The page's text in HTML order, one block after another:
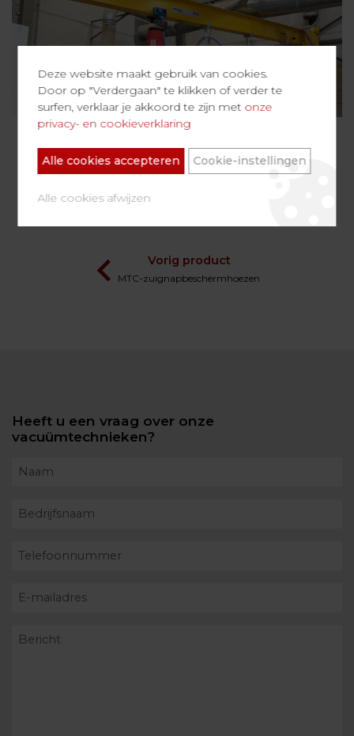
Vorig product
MTC-zuignapbeschermhoezen
Heeft u een vraag over onze
vacuümtechnieken?
Deze website maakt gebruik van cookies.
Door op "Verdergaan" te klikken of verder te
surfen, verklaar je akkoord te zijn met onze
privacy- en cookieverklaring
Alle cookies accepteren Cookie-instellingen
Alle cookies afwijzen